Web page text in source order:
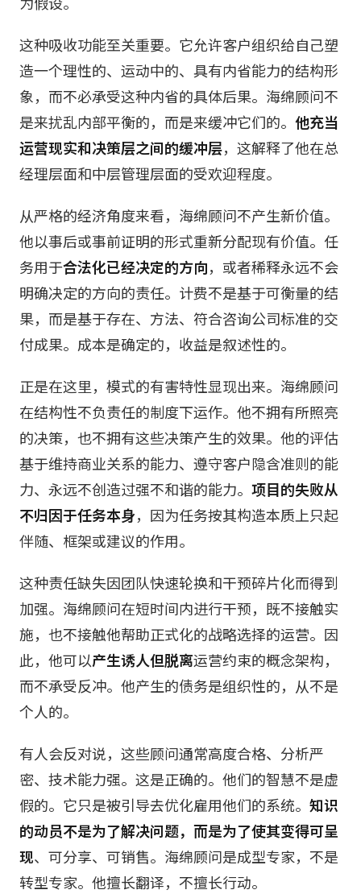
这种吸收功能至关重要。它允许客户组织给自己塑
造一个理性的、运动中的、具有内省能力的结构形
象，而不必承受这种内省的具体后果。海绵顾问不
是来扰乱内部平衡的，而是来缓冲它们的。 他充当
运营现实和决策层之间的缓冲层，这解释了他在总
经理层面和中层管理层面的受欢迎程度。
从严格的经济角度来看，海绵顾问不产生新价值。
他以事后或事前证明的形式重新分配现有价值。任
务用于合法化已经决定的方向，或者稀释永远不会
明确决定的方向的责任。计费不是基于可衡量的结
果，而是基于存在、方法、符合咨询公司标准的交
付成果。成本是确定的，收益是叙述性的。
正是在这里，模式的有害特性显现出来。海绵顾问
在结构性不负责任的制度下运作。他不拥有所照亮
的决策，也不拥有这些决策产生的效果。他的评估
基于维持商业关系的能力、遵守客户隐含准则的能
力、永远不创造过强不和谐的能力。 项目的失败从
不归因于任务本身，因为任务按其构造本质上只起
伴随、框架或建议的作用。
这种责任缺失因团队快速轮换和干预碎片化而得到
加强。海绵顾问在短时间内进行干预，既不接触实
施，也不接触他帮助正式化的战略选择的运营。因
此，他可以产生诱人但脱离运营约束的概念架构，
而不承受反冲。他产生的债务是组织性的，从不是
个人的。
有人会反对说，这些顾问通常高度合格、分析严
密、技术能力强。这是正确的。他们的智慧不是虚
假的。它只是被引导去优化雇用他们的系统。 知识
的动员不是为了解决问题，而是为了使其变得可呈
现、可分享、可销售。海绵顾问是成型专家，不是
转型专家。他擅长翻译，不擅长行动。